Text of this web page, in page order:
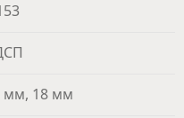
мм, 18 мм